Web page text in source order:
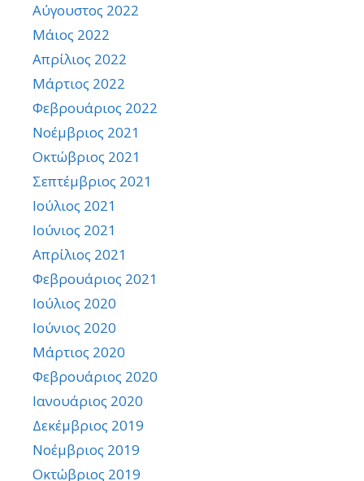
Αύγουστος 2022
Μάιος 2022
Απρίλιος 2022
Μάρτιος 2022
Φεβρουάριος 2022
Νοέμβριος 2021
Οκτώβριος 2021
Σεπτέμβριος 2021
Ιούλιος 2021
Ιούνιος 2021
Απρίλιος 2021
Φεβρουάριος 2021
Ιούλιος 2020
Ιούνιος 2020
Μάρτιος 2020
Φεβρουάριος 2020
Ιανουάριος 2020
Δεκέμβριος 2019
Νοέμβριος 2019
Οκτώβριος 2019